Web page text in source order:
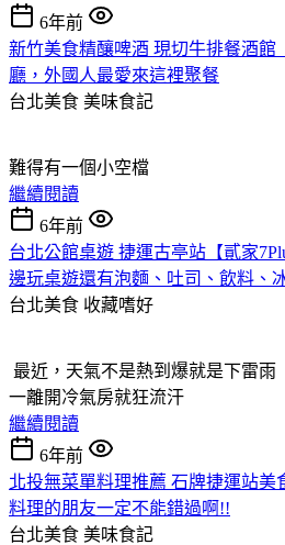
6年前
新竹美食精釀啤酒 現切牛排餐酒館
廳，外國人最愛來這裡聚餐
台北美食 美味食記
難得有一個小空檔
繼續閱讀
6年前
台北公館桌遊 捷運古亭站【貳家
邊玩桌遊還有泡麵、吐司、飲料、
台北美食 收藏嗜好
最近，天氣不是熱到爆就是下雷雨
一離開冷氣房就狂流汗
繼續閱讀
6年前
北投無菜單料理推薦 石牌捷運站美
料理的朋友一定不能錯過啊!!
台北美食 美味食記